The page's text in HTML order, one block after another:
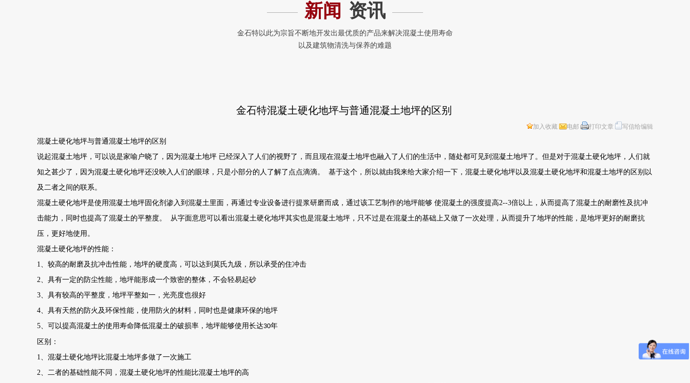
新闻 资讯
金石特混凝土硬化地坪与普通混凝土地坪的区别
加入收藏 电邮 打印文章 写信给编辑
混凝土硬化地坪与普通混凝土地坪的区别
说起混凝土地坪，可以说是家喻户晓了，因为混凝土地坪 已经深入了人们的视野了，而且现在混凝土地坪也融入了人们的生活中，随处都可见到混凝土地坪了。但是对于混凝土硬化地坪，人们就
知之甚少了，因为混凝土硬化地坪还没映入人们的眼球，只是小部分的人了解了点点滴滴。
基于这个，所以就由我来给大家介绍一下，混凝土硬化地坪以及混凝土硬化地坪和混凝土地坪的区别以
及二者之间的联系。
混凝土硬化地坪是使用混凝土地坪固化剂渗入到混凝土里面，再通过专业设备进行提浆研磨而成，通过该工艺制作的地坪能够 使混凝土的强度提高2--3倍以上，从而提高了混凝土的耐磨性及抗冲
击能力，同时也提高了混凝土的平整度。 从字面意思可以看出混凝土硬化地坪其实也是混凝土地坪，只不过是在混凝土的基础上又做了一次处理，从而提升了地坪的性能，是地坪更好的耐磨抗
压，更好地使用。
混凝土硬化地坪的性能：
1、较高的耐磨及抗冲击性能，地坪的硬度高，可以达到莫氏九级，所以承受的住冲击
2、具有一定的防尘性能，地坪能形成一个致密的整体，不会轻易起砂
3、具有较高的平整度，地坪平整如一，光亮度也很好
4、具有天然的防火及环保性能，使用防火的材料，同时也是健康环保的地坪
5、可以提高混凝土的使用寿命降低混凝土的破损率，地坪能够使用长达30年
区别：
1、 混凝土硬化地坪比混凝土地坪多做了一次施工
2、 二者的基础性能不同，混凝土硬化地坪的性能比混凝土地坪的高